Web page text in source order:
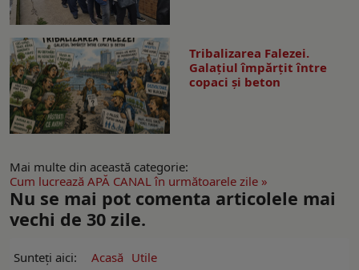
Tribalizarea Falezei.
Galațiul împărțit între
copaci și beton
Mai multe din această categorie:
Cum lucrează APĂ CANAL în următoarele zile »
Nu se mai pot comenta articolele mai
vechi de 30 zile.
Sunteți aici: Acasă Utile